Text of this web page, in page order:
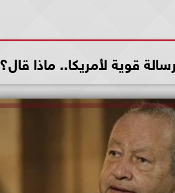
قوية لأمريكا.. ماذا قال؟